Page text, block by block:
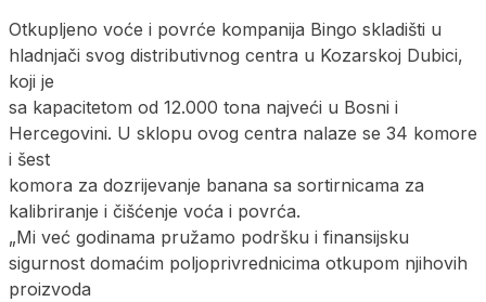
Otkupljeno voće i povrće kompanija Bingo skladišti u
hladnjači svog distributivnog centra u Kozarskoj Dubici,
koji je
sa kapacitetom od 12.000 tona najveći u Bosni i
Hercegovini. U sklopu ovog centra nalaze se 34 komore
i šest
komora za dozrijevanje banana sa sortirnicama za
kalibriranje i čišćenje voća i povrća.
„Mi već godinama pružamo podršku i finansijsku
sigurnost domaćim poljoprivrednicima otkupom njihovih
proizvoda